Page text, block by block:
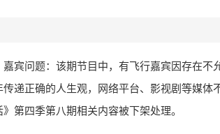
宾问题：该期节目中，有飞行嘉宾因存在不
递正确的人生观，网络平台、影视剧等媒体
第四季第八期相关内容被下架处理。